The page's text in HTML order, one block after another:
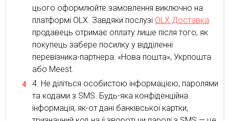
цього оформлюйте замовлення виключно на
платформі OLX. Завдяки послузі OLX Доставка
продавець отримає оплату лише після того, як
покупець забере посилку у відділенні
перевізника-партнера: «Нова пошта», Укрпошта
або Meest.
Не діліться особистою інформацією, паролями
та кодами з SMS. Будь-яка конфіденційна
інформація, як-от дані банківської картки,